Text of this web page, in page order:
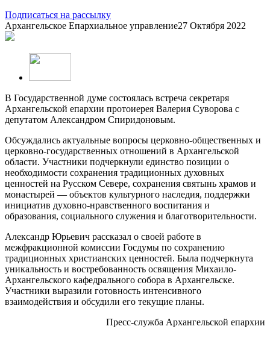
Подписаться на рассылку
Архангельское Епархиальное управление27 Октября 2022
В Государственной думе состоялась встреча секретаря
Архангельской епархии протоиерея Валерия Суворова с
депутатом Александром Спиридоновым.
Обсуждались актуальные вопросы церковно-общественных и
церковно-государственных отношений в Архангельской
области. Участники подчеркнули единство позиции о
необходимости сохранения традиционных духовных
ценностей на Русском Севере, сохранения святынь храмов и
монастырей — объектов культурного наследия, поддержки
инициатив духовно-нравственного воспитания и
образования, социального служения и благотворительности.
Александр Юрьевич рассказал о своей работе в
межфракционной комиссии Госдумы по сохранению
традиционных христианских ценностей. Была подчеркнута
уникальность и востребованность освящения Михаило-
Архангельского кафедрального собора в Архангельске.
Участники выразили готовность интенсивного
взаимодействия и обсудили его текущие планы.
Пресс-служба Архангельской епархии